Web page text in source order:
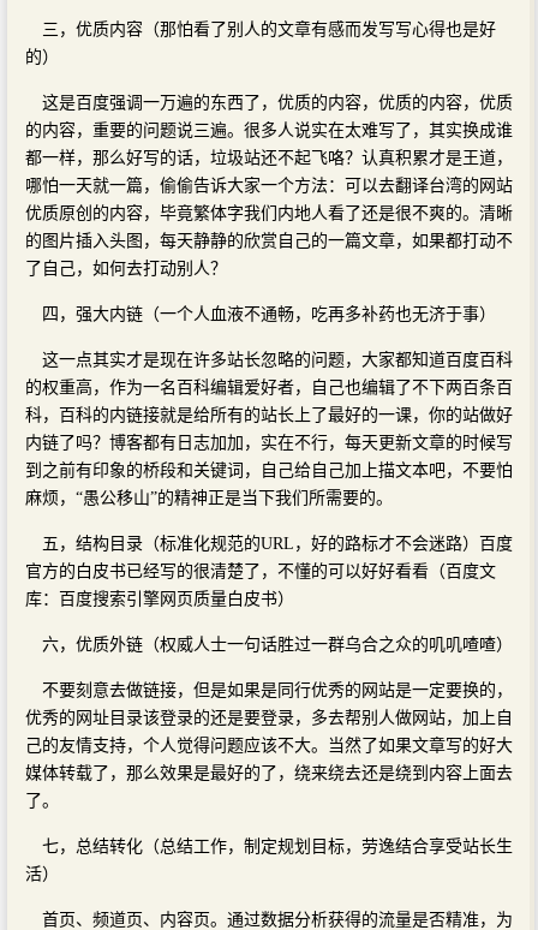
三，优质内容（那怕看了别人的文章有感而发写写心得也是好
的）
这是百度强调一万遍的东西了，优质的内容，优质的内容，优质
的内容，重要的问题说三遍。很多人说实在太难写了，其实换成谁
都一样，那么好写的话，垃圾站还不起飞咯？认真积累才是王道，
哪怕一天就一篇，偷偷告诉大家一个方法：可以去翻译台湾的网站
优质原创的内容，毕竟繁体字我们内地人看了还是很不爽的。清晰
的图片插入头图，每天静静的欣赏自己的一篇文章，如果都打动不
了自己，如何去打动别人？
四，强大内链（一个人血液不通畅，吃再多补药也无济于事）
这一点其实才是现在许多站长忽略的问题，大家都知道百度百科
的权重高，作为一名百科编辑爱好者，自己也编辑了不下两百条百
科，百科的内链接就是给所有的站长上了最好的一课，你的站做好
内链了吗？博客都有日志加加，实在不行，每天更新文章的时候写
到之前有印象的桥段和关键词，自己给自己加上描文本吧，不要怕
麻烦，“愚公移山”的精神正是当下我们所需要的。
五，结构目录（标准化规范的URL，好的路标才不会迷路）百度
官方的白皮书已经写的很清楚了，不懂的可以好好看看（百度文
库：百度搜索引擎网页质量白皮书）
六，优质外链（权威人士一句话胜过一群乌合之众的叽叽喳喳）
不要刻意去做链接，但是如果是同行优秀的网站是一定要换的，
优秀的网址目录该登录的还是要登录，多去帮别人做网站，加上自
己的友情支持，个人觉得问题应该不大。当然了如果文章写的好大
媒体转载了，那么效果是最好的了，绕来绕去还是绕到内容上面去
了。
七，总结转化（总结工作，制定规划目标，劳逸结合享受站长生
活）
首页、频道页、内容页。通过数据分析获得的流量是否精准，为